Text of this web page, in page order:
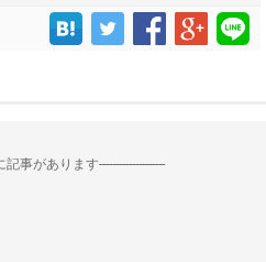
記事があります--------------------